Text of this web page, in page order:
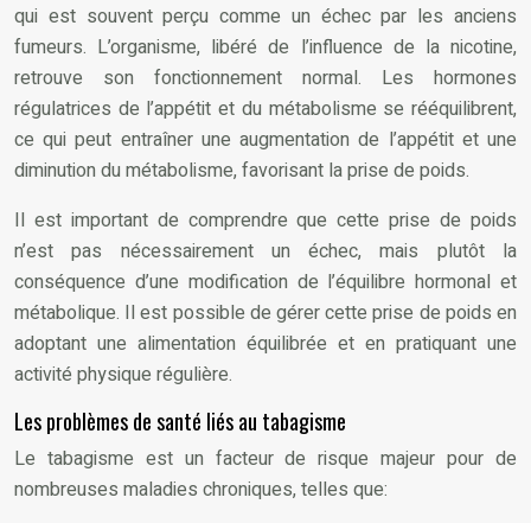
qui est souvent perçu comme un échec par les anciens
fumeurs. L’organisme, libéré de l’influence de la nicotine,
retrouve son fonctionnement normal. Les hormones
régulatrices de l’appétit et du métabolisme se rééquilibrent,
ce qui peut entraîner une augmentation de l’appétit et une
diminution du métabolisme, favorisant la prise de poids.
Il est important de comprendre que cette prise de poids
n’est pas nécessairement un échec, mais plutôt la
conséquence d’une modification de l’équilibre hormonal et
métabolique. Il est possible de gérer cette prise de poids en
adoptant une alimentation équilibrée et en pratiquant une
activité physique régulière.
Les problèmes de santé liés au tabagisme
Le tabagisme est un facteur de risque majeur pour de
nombreuses maladies chroniques, telles que: